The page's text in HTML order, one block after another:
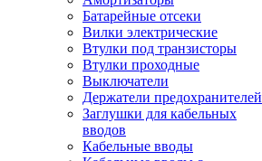
Батарейные отсеки
Вилки электрические
Втулки под транзисторы
Втулки проходные
Выключатели
Держатели предохранителей
Заглушки для кабельных
вводов
Кабельные вводы